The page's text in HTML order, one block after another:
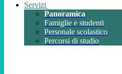
Servizi
Panoramica
Famiglie e studenti
Personale scolastico
Percorsi di studio